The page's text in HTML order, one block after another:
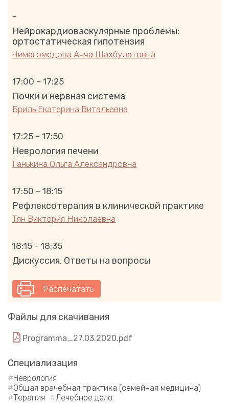
–
Нейрокардиоваскулярные проблемы:
ортостатическая гипотензия
Чимагомедова Ачча Шахбулатовна
17:00 – 17:25
Почки и нервная система
Бриль Екатерина Витальевна
17:25 – 17:50
Неврология печени
Ганькина Ольга Александровна
17:50 – 18:15
Рефлексотерапия в клинической практике
Тян Виктория Николаевна
18:15 – 18:35
Дискуссия. Ответы на вопросы
Распечатать
Файлы для скачивания
Programma_27.03.2020.pdf
Специализация
Неврология
Общая врачебная практика (семейная медицина)
Терапия
Лечебное дело